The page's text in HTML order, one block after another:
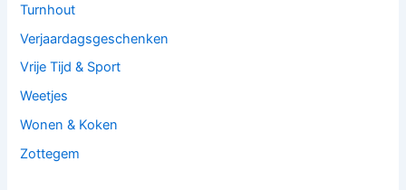
Turnhout
Verjaardagsgeschenken
Vrije Tijd & Sport
Weetjes
Wonen & Koken
Zottegem